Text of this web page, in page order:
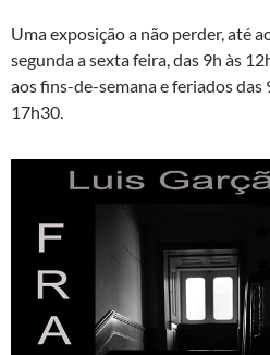
Uma exposição a não perder, até
segunda a sexta feira, das 9h às
aos fins-de-semana e feriados das
17h30.